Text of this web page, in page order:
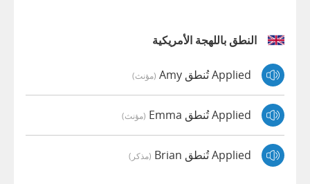
النطق باللهجة الأمريكية
Applied تُنطق Amy (مؤنث)
Applied تُنطق Emma (مؤنث)
Applied تُنطق Brian (مذكر)